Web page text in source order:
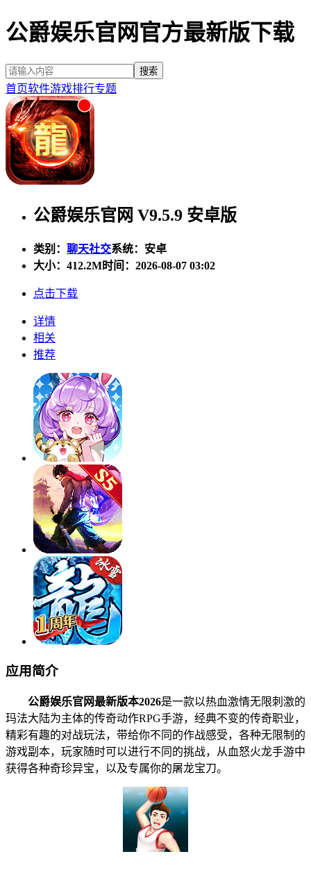
公爵娱乐官网官方最新版下载
首页软件游戏排行专题
公爵娱乐官网 V9.5.9 安卓版
类别： 聊天社交系统：安卓
大小： 412.2M时间：2026-08-07 03:02
点击下载
详情
相关
推荐
应用简介
公爵娱乐官网最新版本2026是一款以热血激情无限刺激的
玛法大陆为主体的传奇动作RPG手游，经典不变的传奇职业，
精彩有趣的对战玩法，带给你不同的作战感受，各种无限制的
游戏副本，玩家随时可以进行不同的挑战，从血怒火龙手游中
获得各种奇珍异宝，以及专属你的屠龙宝刀。